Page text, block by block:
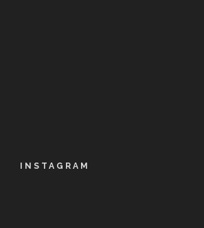
INSTAGRAM